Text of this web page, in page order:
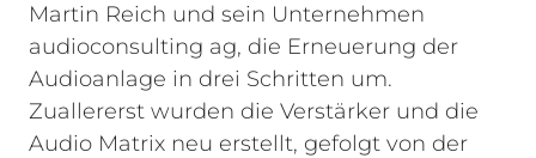
Martin Reich und sein Unternehmen
audioconsulting ag, die Erneuerung der
Audioanlage in drei Schritten um.
Zuallererst wurden die Verstärker und die
Audio Matrix neu erstellt, gefolgt von der